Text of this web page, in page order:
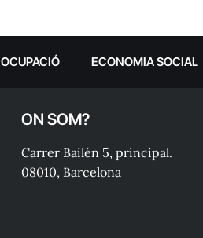
OCUPACIÓ ECONOMIA SOCIAL
ON SOM?
Carrer Bailén 5, principal.
08010, Barcelona